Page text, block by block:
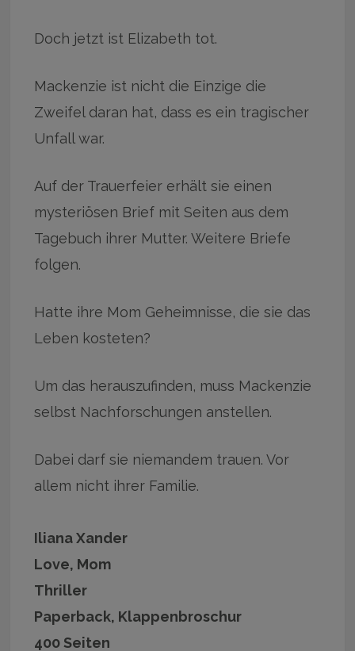
Doch jetzt ist Elizabeth tot.
Mackenzie ist nicht die Einzige die
Zweifel daran hat, dass es ein tragischer
Unfall war.
Auf der Trauerfeier erhält sie einen
mysteriösen Brief mit Seiten aus dem
Tagebuch ihrer Mutter. Weitere Briefe
folgen.
Hatte ihre Mom Geheimnisse, die sie das
Leben kosteten?
Um das herauszufinden, muss Mackenzie
selbst Nachforschungen anstellen.
Dabei darf sie niemandem trauen. Vor
allem nicht ihrer Familie.
Iliana Xander
Love, Mom
Thriller
Paperback, Klappenbroschur
400 Seiten